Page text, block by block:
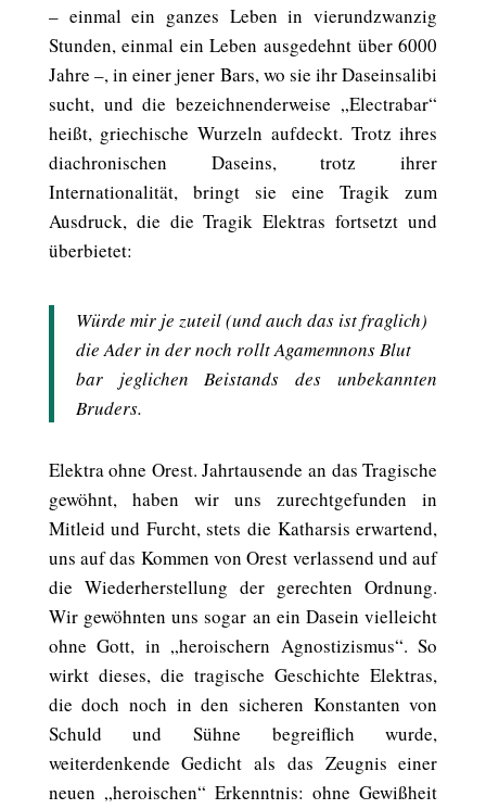
– einmal ein ganzes Leben in vierundzwanzig
Stunden, einmal ein Leben ausgedehnt über 6000
Jahre –, in einer jener Bars, wo sie ihr Daseinsalibi
sucht, und die bezeichnenderweise „Electrabar“
heißt, griechische Wurzeln aufdeckt. Trotz ihres
diachronischen Daseins, trotz ihrer
Internationalität, bringt sie eine Tragik zum
Ausdruck, die die Tragik Elektras fortsetzt und
überbietet:
Würde mir je zuteil (und auch das ist fraglich)
die Ader in der noch rollt Agamemnons Blut
bar jeglichen Beistands des unbekannten
Bruders.
Elektra ohne Orest. Jahrtausende an das Tragische
gewöhnt, haben wir uns zurechtgefunden in
Mitleid und Furcht, stets die Katharsis erwartend,
uns auf das Kommen von Orest verlassend und auf
die Wiederherstellung der gerechten Ordnung.
Wir gewöhnten uns sogar an ein Dasein vielleicht
ohne Gott, in „heroischern Agnostizismus“. So
wirkt dieses, die tragische Geschichte Elektras,
die doch noch in den sicheren Konstanten von
Schuld und Sühne begreiflich wurde,
weiterdenkende Gedicht als das Zeugnis einer
neuen „heroischen“ Erkenntnis: ohne Gewißheit